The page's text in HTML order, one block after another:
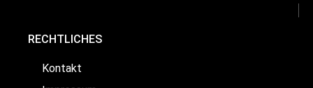
RECHTLICHES
Kontakt